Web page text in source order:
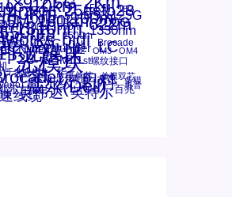
10km 15KM 16G
25GE 25gsfp28
40Km 50m 53.125G
100km 100m
160km 200G
400m 550m 622m
1310nm 1330nm
2500m
Arista bidi Brocade
块 DAC Dell
Intel Juniper LC
NVIDIA OM2 OM3 OM4
光模块
SGMII st螺纹接口
光模块
千兆光模块 华三
华为 单模单芯 单模双芯
博通 友讯 多模
工业级 思科 惠普
尔 戴尔(Dell) 百兆
捷 英伟达 英特尔
线缆